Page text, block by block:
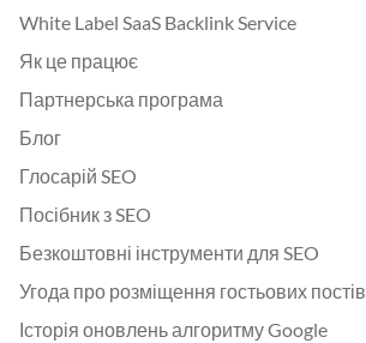
White Label SaaS Backlink Service
Як це працює
Партнерська програма
Блог
Глосарій SEO
Посібник з SEO
Безкоштовні інструменти для SEO
Угода про розміщення гостьових постів
Історія оновлень алгоритму Google